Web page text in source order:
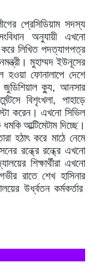
প্রেসিডিয়াম সদস্য
অনুযায়ী
এখনো
করে লিখিত পদত্যাগপত্র
মুহাম্মদ ইউনূসের
হওয়া ফোনালাপে দেশে
জুডিশিয়াল ক্যু,আনসার
বিশৃংখলা, পাহাড়ে
করেন। এখনো সিভিল
ধমকি আল্টিমেটাম দিচ্ছে।
হঠাৎ করে মাঠে নেমে
রন্ধ্রে রন্ধ্রে এখনো
শিক্ষার্থীরা এখনো
গভীর রাতে শেখ হাসিনার
উর্ধ্বতন কর্মকর্তার